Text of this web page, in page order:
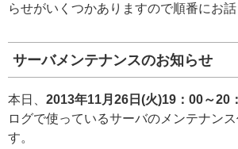
らせがいくつかありますので順番にお話
サーバメンテナンスのお知らせ
本日、 2013年11月26日(火)19：00～20
ログで使っているサーバのメンテナン
す。